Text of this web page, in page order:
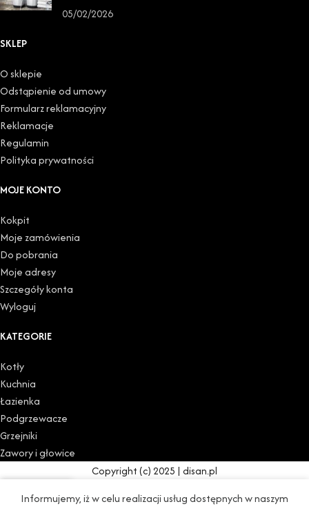
05/02/2026
SKLEP
O sklepie
Odstąpienie od umowy
Formularz reklamacyjny
Reklamacje
Regulamin
Polityka prywatności
MOJE KONTO
Kokpit
Moje zamówienia
Do pobrania
Moje adresy
Szczegóły konta
Wyloguj
KATEGORIE
Kotły
Kuchnia
Łazienka
Podgrzewacze
Grzejniki
Zawory i głowice
Copyright (c) 2025 | disan.pl
Informujemy, iż w celu realizacji usług dostępnych w naszym
Koszyk
Moje konto